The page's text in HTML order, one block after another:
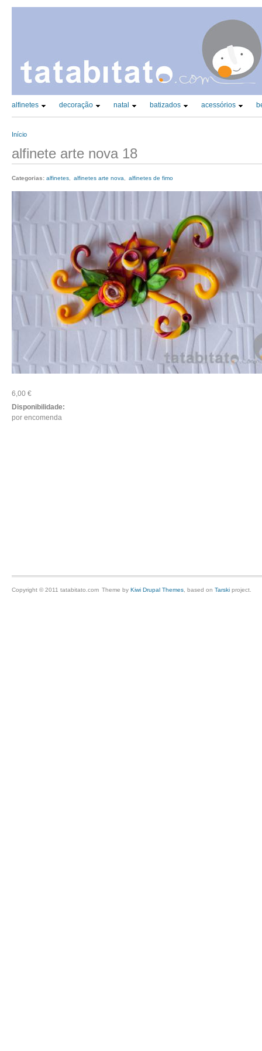
CATEGORIAS PRINCIPAIS (TAX)
alfinetes decoração natal batizados acessórios
Está aqui
Início
alfinete arte nova 18
Categorias: alfinetes alfinetes arte nova alfinetes de fimo
6,00 €
Disponibilidade:
por encomenda
Copyright © 2011 tatabitato.com Theme by Kiwi Drupal Themes , based on Tarski project.